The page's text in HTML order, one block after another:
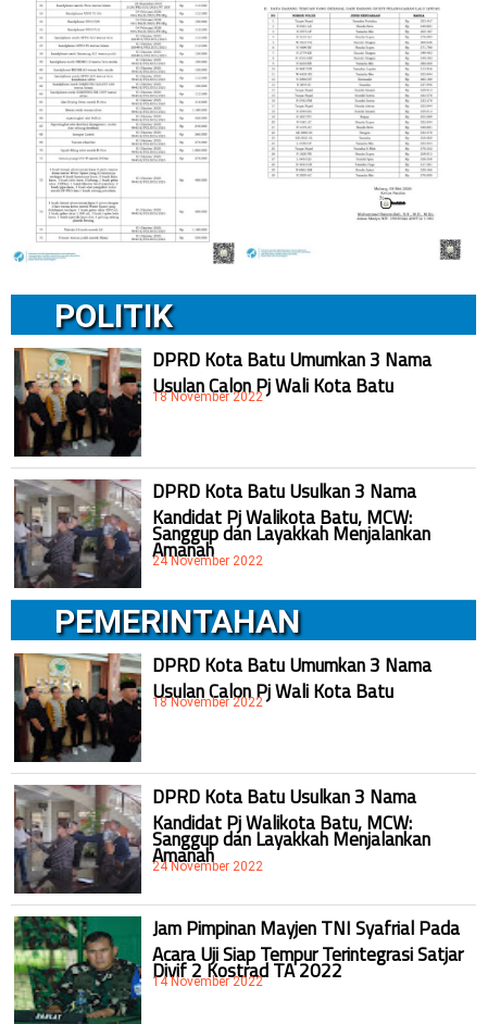
POLITIK
DPRD Kota Batu Umumkan 3 Nama
Usulan Calon Pj Wali Kota Batu
18 November 2022
DPRD Kota Batu Usulkan 3 Nama
Kandidat Pj Walikota Batu, MCW:
Sanggup dan Layakkah Menjalankan
Amanah
24 November 2022
PEMERINTAHAN
DPRD Kota Batu Umumkan 3 Nama
Usulan Calon Pj Wali Kota Batu
18 November 2022
DPRD Kota Batu Usulkan 3 Nama
Kandidat Pj Walikota Batu, MCW:
Sanggup dan Layakkah Menjalankan
Amanah
24 November 2022
Jam Pimpinan Mayjen TNI Syafrial Pada
Acara Uji Siap Tempur Terintegrasi Satjar
Divif 2 Kostrad TA 2022
14 November 2022